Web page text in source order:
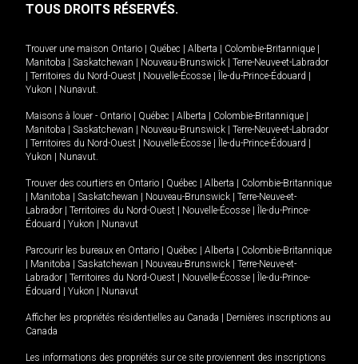
TOUS DROITS RÉSERVÉS.
Trouver une maison Ontario | Québec | Alberta | Colombie-Britannique |
Manitoba | Saskatchewan | Nouveau-Brunswick | Terre-Neuve-et-Labrador
| Territoires du Nord-Ouest | Nouvelle-Écosse | Île-du-Prince-Édouard |
Yukon | Nunavut
Maisons à louer - Ontario | Québec | Alberta | Colombie-Britannique |
Manitoba | Saskatchewan | Nouveau-Brunswick | Terre-Neuve-et-Labrador
| Territoires du Nord-Ouest | Nouvelle-Écosse | Île-du-Prince-Édouard |
Yukon | Nunavut
Trouver des courtiers en Ontario | Québec | Alberta | Colombie-Britannique
| Manitoba | Saskatchewan | Nouveau-Brunswick | Terre-Neuve-et-
Labrador | Territoires du Nord-Ouest | Nouvelle-Écosse | Île-du-Prince-
Édouard | Yukon | Nunavut
Parcourir les bureaux en Ontario | Québec | Alberta | Colombie-Britannique
| Manitoba | Saskatchewan | Nouveau-Brunswick | Terre-Neuve-et-
Labrador | Territoires du Nord-Ouest | Nouvelle-Écosse | Île-du-Prince-
Édouard | Yukon | Nunavut
Afficher les propriétés résidentielles au Canada | Dernières inscriptions au
Canada
Les informations des propriétés sur ce site proviennent des inscriptions